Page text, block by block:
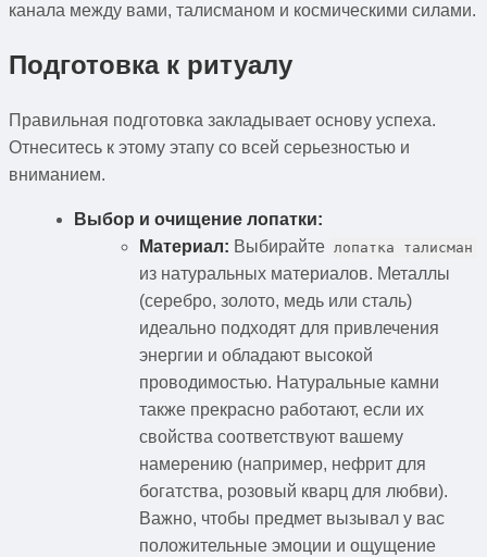
канала между вами, талисманом и космическими силами.
Подготовка к ритуалу
Правильная подготовка закладывает основу успеха.
Отнеситесь к этому этапу со всей серьезностью и
вниманием.
Выбор и очищение лопатки:
Материал: Выбирайте лопатка талисман
из натуральных материалов. Металлы
(серебро, золото, медь или сталь)
идеально подходят для привлечения
энергии и обладают высокой
проводимостью. Натуральные камни
также прекрасно работают, если их
свойства соответствуют вашему
намерению (например, нефрит для
богатства, розовый кварц для любви).
Важно, чтобы предмет вызывал у вас
положительные эмоции и ощущение